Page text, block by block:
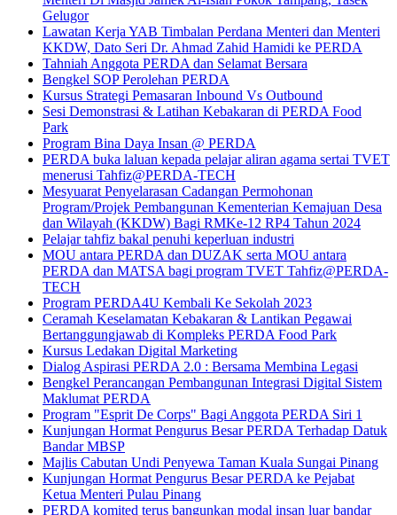
Gelugor
Lawatan Kerja YAB Timbalan Perdana Menteri dan Menteri
KKDW, Dato Seri Dr. Ahmad Zahid Hamidi ke PERDA
Tahniah Anggota PERDA dan Selamat Bersara
Bengkel SOP Perolehan PERDA
Kursus Strategi Pemasaran Inbound Vs Outbound
Sesi Demonstrasi & Latihan Kebakaran di PERDA Food
Park
Program Bina Daya Insan @ PERDA
PERDA buka laluan kepada pelajar aliran agama sertai TVET
menerusi Tahfiz@PERDA-TECH
Mesyuarat Penyelarasan Cadangan Permohonan
Program/Projek Pembangunan Kementerian Kemajuan Desa
dan Wilayah (KKDW) Bagi RMKe-12 RP4 Tahun 2024
Pelajar tahfiz bakal penuhi keperluan industri
MOU antara PERDA dan DUZAK serta MOU antara
PERDA dan MATSA bagi program TVET Tahfiz@PERDA-
TECH
Program PERDA4U Kembali Ke Sekolah 2023
Ceramah Keselamatan Kebakaran & Lantikan Pegawai
Bertanggungjawab di Kompleks PERDA Food Park
Kursus Ledakan Digital Marketing
Dialog Aspirasi PERDA 2.0 : Bersama Membina Legasi
Bengkel Perancangan Pembangunan Integrasi Digital Sistem
Maklumat PERDA
Program "Esprit De Corps" Bagi Anggota PERDA Siri 1
Kunjungan Hormat Pengurus Besar PERDA Terhadap Datuk
Bandar MBSP
Majlis Cabutan Undi Penyewa Taman Kuala Sungai Pinang
Kunjungan Hormat Pengurus Besar PERDA ke Pejabat
Ketua Menteri Pulau Pinang
PERDA komited terus bangunkan modal insan luar bandar